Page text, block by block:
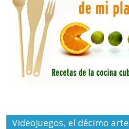
Videojuegos, el décimo arte